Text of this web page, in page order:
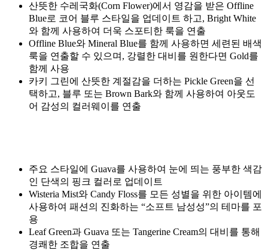
산뜻한 수레국화(Corn Flower)에서 영감을 받은 Offline
Blue로 코어 블루 스타일을 업데이트 하고, Bright White
와 함께 사용하여 더욱 스포티한 룩을 연출
Offline Blue와 Mineral Blue를 함께 사용하면 세련된 배색
룩을 연출할 수 있으며, 강렬한 대비를 원한다면 Gold를
함께 사용
카키 그린에 산뜻한 계절감을 더하는 Pickle Green을 선
택하고, 블루 또는 Brown Bark와 함께 사용하여 아웃도
어 감성의 컬러웨이를 연출
주요 스타일에 Guava를 사용하여 눈에 띄는 풍부한 색감
인 단색의 핑크 컬러로 업데이트
Wisteria Mist와 Candy Floss를 모든 성별을 위한 아이템에
사용하여 패션의 진화하는 “소프트 남성성”의 테마를 포
용
Leaf Green과 Guava 또는 Tangerine Cream의 대비를 통해
경쾌한 조합을 연출